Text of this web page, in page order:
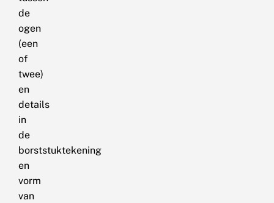
de
ogen
(een
of
twee)
en
details
in
de
borststuktekening
en
vorm
van